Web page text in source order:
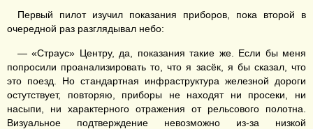
Первый пилот изучил показания приборов, пока второй в
очередной раз разглядывал небо:
— «Страус» Центру, да, показания такие же. Если бы меня
попросили проанализировать то, что я засёк, я бы сказал, что
это поезд. Но стандартная инфраструктура железной дороги
остутствует, повторяю, приборы не находят ни просеки, ни
насыпи, ни характерного отражения от рельсового полотна.
Визуальное подтверждение невозможно из-за низкой